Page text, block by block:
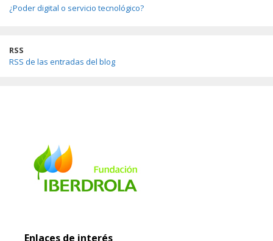
¿Poder digital o servicio tecnológico?
RSS
RSS de las entradas del blog
Enlaces de interés